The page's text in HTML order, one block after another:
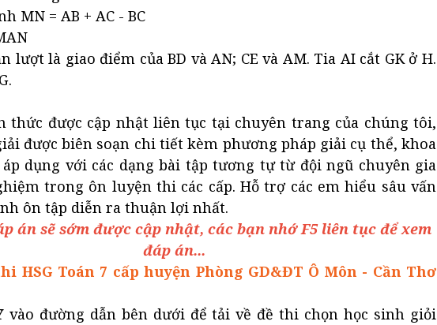
MN = AB + AC - BC
lượt là giao điểm của BD và AN; CE và AM. Tia AI cắt GK ở H.
thức được cập nhật liên tục tại chuyên trang của chúng tôi,
được biên soạn chi tiết kèm phương pháp giải cụ thể, khoa
áp dụng với các dạng bài tập tương tự từ đội ngũ chuyên gia
trong ôn luyện thi các cấp. Hỗ trợ các em hiểu sâu vấn
ôn tập diễn ra thuận lợi nhất.
án sẽ sớm được cập nhật, các bạn nhớ F5 liên tục để xem
đáp án...
HSG Toán 7 cấp huyện Phòng GD&ĐT Ô Môn - Cần Thơ
vào đường dẫn bên dưới để tải về đề thi chọn học sinh giỏi